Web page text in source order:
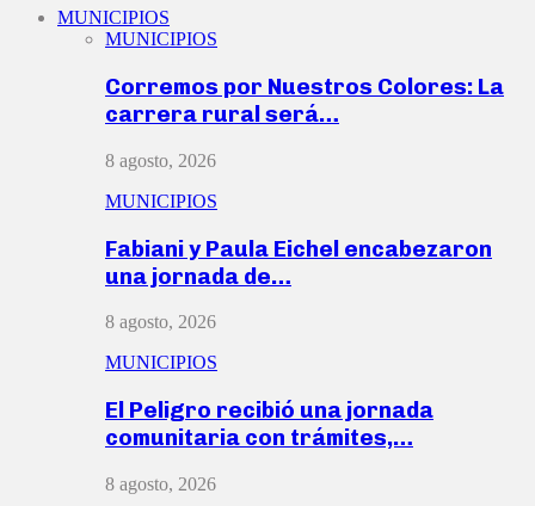
MUNICIPIOS
MUNICIPIOS
Corremos por Nuestros Colores: La
carrera rural será…
8 agosto, 2026
MUNICIPIOS
Fabiani y Paula Eichel encabezaron
una jornada de…
8 agosto, 2026
MUNICIPIOS
El Peligro recibió una jornada
comunitaria con trámites,…
8 agosto, 2026